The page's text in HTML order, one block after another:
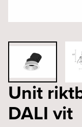
Unit
DALI vit